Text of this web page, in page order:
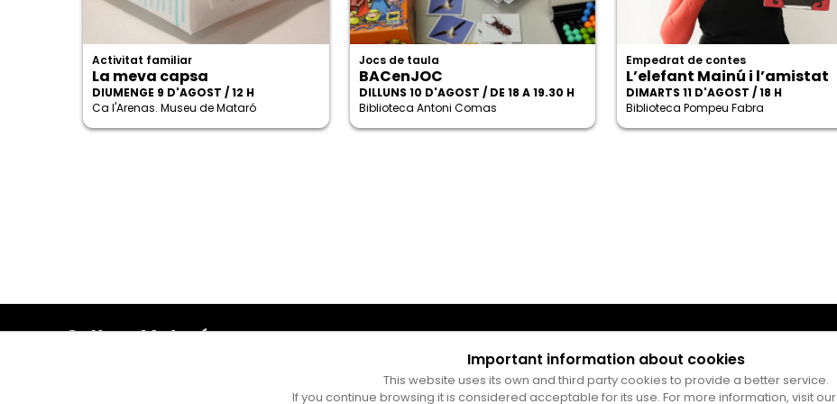
Activitat familiar
La meva capsa
DIUMENGE 9 D'AGOST / 12 H
Ca l'Arenas. Museu de Mataró
Jocs de taula
BACenJOC
DILLUNS 10 D'AGOST / DE 18 A 19.30 H
Biblioteca Antoni Comas
Empedrat de contes
L’elefant Mainú i l’amistat
DIMARTS 11 D'AGOST / 18 H
Biblioteca Pompeu Fabra
Cultura Mataró
Horari d'obertura: dilluns, dimecres i divendres de 10 a
Important information about cookies
This website uses its own and third party cookies to provide a better service.
If you continue browsing it is considered acceptable for its use. For more information, visit our